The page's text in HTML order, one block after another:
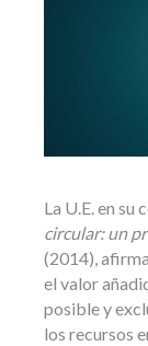
La U.E. en su
circular: un
(2014),
el valor
posible y
los recursos